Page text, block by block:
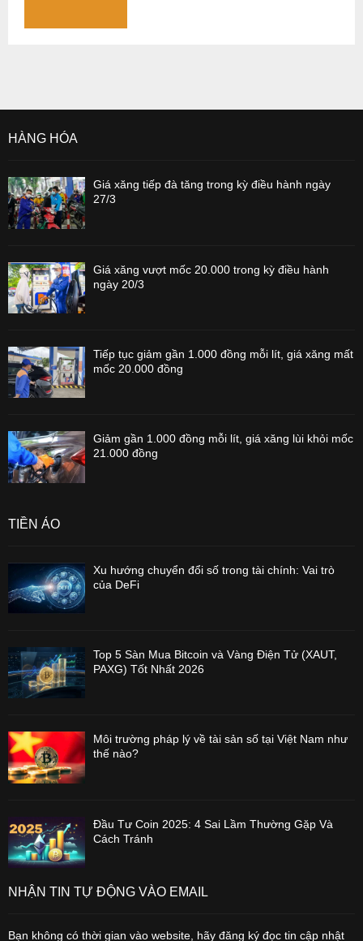
HÀNG HÓA
Giá xăng tiếp đà tăng trong kỳ điều hành ngày
27/3
Giá xăng vượt mốc 20.000 trong kỳ điều hành
ngày 20/3
Tiếp tục giảm gần 1.000 đồng mỗi lít, giá xăng mất
mốc 20.000 đồng
Giảm gần 1.000 đồng mỗi lít, giá xăng lùi khỏi mốc
21.000 đồng
TIỀN ẢO
Xu hướng chuyển đổi số trong tài chính: Vai trò
của DeFi
Top 5 Sàn Mua Bitcoin và Vàng Điện Tử (XAUT,
PAXG) Tốt Nhất 2026
Môi trường pháp lý về tài sản số tại Việt Nam như
thế nào?
Đầu Tư Coin 2025: 4 Sai Lầm Thường Gặp Và
Cách Tránh
NHẬN TIN TỰ ĐỘNG VÀO EMAIL
Bạn không có thời gian vào website, hãy đăng ký đọc tin cập nhật